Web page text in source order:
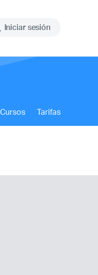
Iniciar sesión
Cursos Tarifas